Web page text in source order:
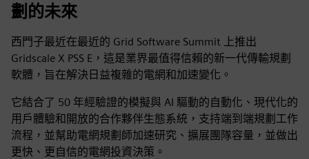
劃的未來
西門子最近在最近的 Grid Software Summit 上推出
Gridscale X PSS E，這是業界最值得信賴的新一代傳輸規劃
軟體，旨在解決日益複雜的電網和加速變化。
它結合了 50 年經驗證的模擬與 AI 驅動的自動化、現代化的
用戶體驗和開放的合作夥伴生態系統，支持端到端規劃工作
流程，並幫助電網規劃師加速研究、擴展團隊容量，並做出
更快、更自信的電網投資決策。